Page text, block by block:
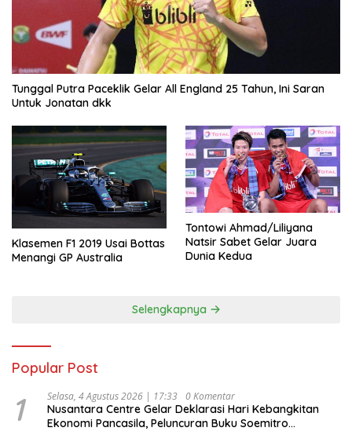
Tunggal Putra Paceklik Gelar All England 25 Tahun, Ini Saran
Untuk Jonatan dkk
Klasemen F1 2019 Usai Bottas
Menangi GP Australia
Tontowi Ahmad/Liliyana
Natsir Sabet Gelar Juara
Dunia Kedua
Selengkapnya
Popular Post
1 Selasa, 4 Agustus 2026 | 17:33 0 Komentar
Nusantara Centre Gelar Deklarasi Hari Kebangkitan
Ekonomi Pancasila, Peluncuran Buku Soemitro